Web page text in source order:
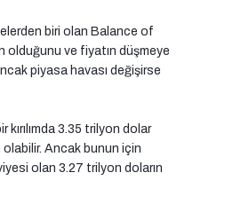
biri olan Balance of
olduğunu ve fiyatın düşmeye
piyasa havası değişirse
3.35 trilyon dolar
Ancak bunun için
olan 3.27 trilyon doların